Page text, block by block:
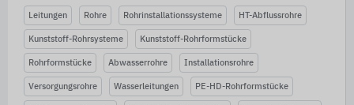
Leitungen Rohre Rohrinstallationssysteme HT-Abflussrohre
Kunststoff-Rohrsysteme Kunststoff-Rohrformstücke
Rohrformstücke Abwasserrohre Installationsrohre
Versorgungsrohre Wasserleitungen PE-HD-Rohrformstücke